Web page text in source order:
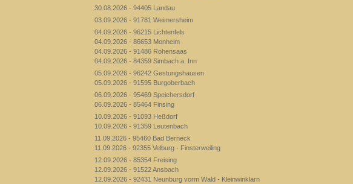
30.08.2026 - 94405 Landau
03.09.2026 - 91781 Weimersheim
04.09.2026 - 96215 Lichtenfels
04.09.2026 - 86653 Monheim
04.09.2026 - 91486 Rohensaas
04.09.2026 - 84359 Simbach a. Inn
05.09.2026 - 96242 Gestungshausen
05.09.2026 - 91595 Burgoberbach
06.09.2026 - 95469 Speichersdorf
06.09.2026 - 85464 Finsing
10.09.2026 - 91093 Heßdorf
10.09.2026 - 91359 Leutenbach
11.09.2026 - 95460 Bad Berneck
11.09.2026 - 92355 Velburg - Finsterweiling
12.09.2026 - 85354 Freising
12.09.2026 - 91522 Ansbach
12.09.2026 - 92431 Neunburg vorm Wald - Kleinwinklarn